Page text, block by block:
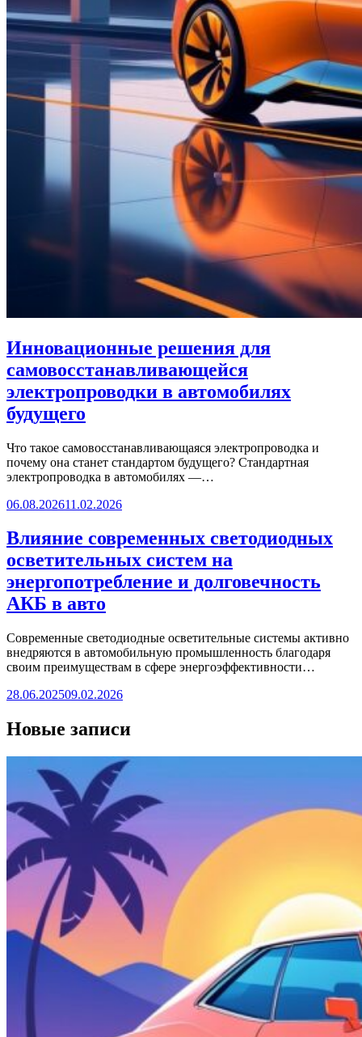
Инновационные решения для
самовосстанавливающейся
электропроводки в автомобилях
будущего
Что такое самовосстанавливающаяся электропроводка и
почему она станет стандартом будущего? Стандартная
электропроводка в автомобилях —…
06.08.202611.02.2026
Влияние современных светодиодных
осветительных систем на
энергопотребление и долговечность
АКБ в авто
Современные светодиодные осветительные системы активно
внедряются в автомобильную промышленность благодаря
своим преимуществам в сфере энергоэффективности…
28.06.202509.02.2026
Новые записи